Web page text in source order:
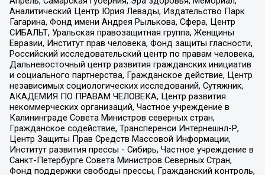
Аналитический Центр Юрия Левады, Издательство Парк
Гагарина, Фонд имени Андрея Рылькова, Сфера, Центр
СИБАЛЬТ, Уральская правозащитная группа, Женщины
Евразии, Институт прав человека, Фонд защиты гласности,
Российский исследовательский центр по правам человека,
Дальневосточный центр развития гражданских инициатив
и социального партнерства, Гражданское действие, Центр
независимых социологических исследований, Сутяжник,
АКАДЕМИЯ ПО ПРАВАМ ЧЕЛОВЕКА, Центр развития
некоммерческих организаций, Частное учреждение в
Калининграде Совета Министров северных стран,
Гражданское содействие, Трансперенси Интернешнл-Р,
Центр Защиты Прав Средств Массовой Информации,
Институт развития прессы - Сибирь, Частное учреждение в
Санкт-Петербурге Совета Министров Северных Стран,
Фонд поддержки свободы прессы, Гражданский контроль,